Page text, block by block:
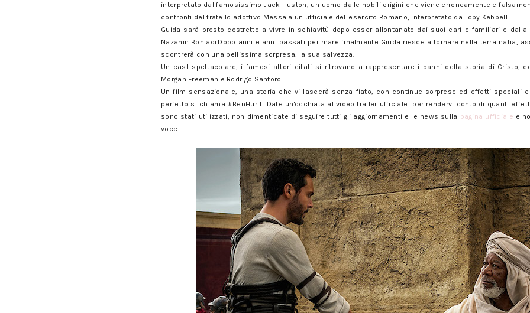
interpretato dal famosissimo Jack Huston, un uomo dalle nobili origini che viene erroneamente e
confronti del fratello adottivo Messala un ufficiale dell'esercito Romano, interpretato da Toby Kebbell.
Guida sarà presto costretto a vivre in schiavitù dopo esser allontanato dai suoi cari e familiari e
Nazanin Boniadi.Dopo anni e anni passati per mare finalmente Giuda riesce a tornare nella terra natia,
scontrerà con una bellissima sorpresa: la sua salvezza.
Un cast spettacolare, i famosi attori citati si ritrovano a rappresentare i panni della storia di Cristo,
Morgan Freeman e Rodrigo Santoro.
Un film sensazionale, una storia che vi lascerà senza fiato, con continue sorprese ed effetti speciali
perfetto si chiama #BenHurIT. Date un'occhiata al video trailer ufficiale per rendervi conto di quanti
sono stati utilizzati, non dimenticate di seguire tutti gli aggiornamenti e le news sulla pagina ufficiale e
voce.